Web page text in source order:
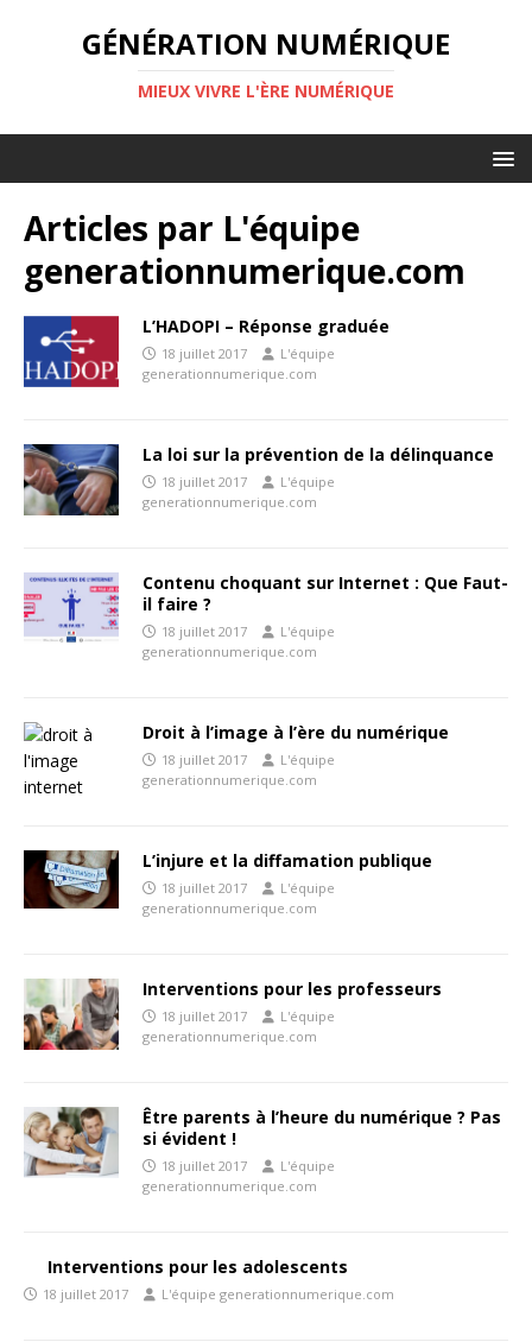
GÉNÉRATION NUMÉRIQUE
MIEUX VIVRE L'ÈRE NUMÉRIQUE
Articles par L'équipe
generationnumerique.com
L’HADOPI – Réponse graduée
18 juillet 2017
L'équipe
generationnumerique.com
La loi sur la prévention de la délinquance
18 juillet 2017
L'équipe
generationnumerique.com
Contenu choquant sur Internet : Que Faut-
il faire ?
18 juillet 2017
L'équipe
generationnumerique.com
Droit à l’image à l’ère du numérique
18 juillet 2017
L'équipe
generationnumerique.com
L’injure et la diffamation publique
18 juillet 2017
L'équipe
generationnumerique.com
Interventions pour les professeurs
18 juillet 2017
L'équipe
generationnumerique.com
Être parents à l’heure du numérique ? Pas
si évident !
18 juillet 2017
L'équipe
generationnumerique.com
Interventions pour les adolescents
18 juillet 2017 L'équipe generationnumerique.com